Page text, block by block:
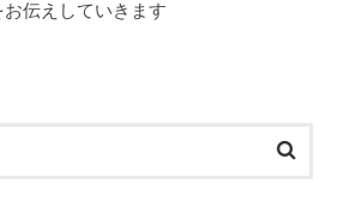
伝えしていきます